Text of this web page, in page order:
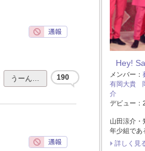
うーん… 190
Hey!
メンバー：
有岡大貴
介
デビュー：
山田涼介・
年少組であ
詳しく見